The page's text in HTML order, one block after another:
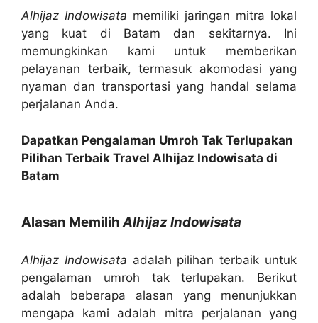
Alhijaz Indowisata memiliki jaringan mitra lokal
yang kuat di Batam dan sekitarnya. Ini
memungkinkan kami untuk memberikan
pelayanan terbaik, termasuk akomodasi yang
nyaman dan transportasi yang handal selama
perjalanan Anda.
Dapatkan Pengalaman Umroh Tak Terlupakan
Pilihan Terbaik Travel Alhijaz Indowisata di
Batam
Alasan MemilihAlhijaz Indowisata
Alhijaz Indowisata adalah pilihan terbaik untuk
pengalaman umroh tak terlupakan. Berikut
adalah beberapa alasan yang menunjukkan
mengapa kami adalah mitra perjalanan yang